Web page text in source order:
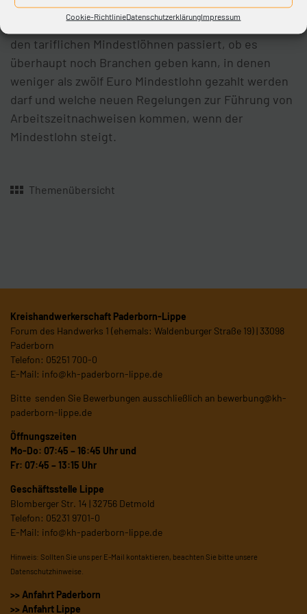
Cookie-RichtlinieDatenschutzerklärungImpressum
Kreishandwerkerschaft Paderborn-Lippe jetzt im
Mittelpunkt standen. Dabei ging es darum, was mit
den tariflichen Mindestlöhnen passiert, ob es
überhaupt noch Branchen geben kann, in denen
weniger als zwölf Euro Mindestlohn gezahlt werden
darf und welche neuen Regelungen zur Führung von
Arbeitszeitnachweisen kommen, wenn der
Mindestlohn steigt.
Themenübersicht
Kreishandwerkerschaft Paderborn-Lippe
Forum des Handwerks 1 (ehemals: Waldenburger Straße 19) | 33098
Paderborn
Telefon: 05251 700-0
E-Mail: info@kh-paderborn-lippe.de
Bitte senden Sie Bewerbungen ausschließlich an bewerbung@kh-
paderborn-lippe.de
Öffnungszeiten
Mo-Do: 07:45 – 16:45 Uhr und
Fr: 07:45 – 13:15 Uhr
Geschäftsstelle Lippe
Blomberger Str. 14 | 32756 Detmold
Telefon: 05231 9701-0
E-Mail: info@kh-paderborn-lippe.de
Hinweis: Sollten Sie uns per E-Mail kontaktieren, beachten Sie bitte unsere
Datenschutzhinweise
>> Anfahrt Paderborn
>> Anfahrt Lippe